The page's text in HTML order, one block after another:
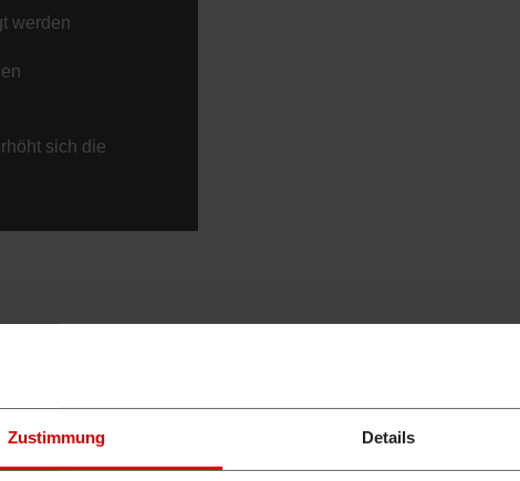
Zustimmung Details
werden
sich die
FÜR EINEN